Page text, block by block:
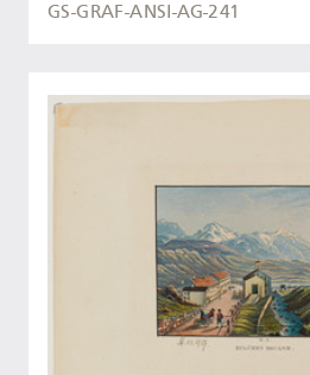
GS-GRAF-ANSI-AG-241